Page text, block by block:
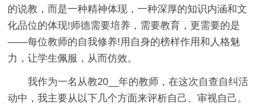
的说教，而是一种精神体现，一种深厚的知识内涵和文
化品位的体现!师德需要培养，需要教育，更需要的是
——每位教师的自我修养!用自身的榜样作用和人格魅
力，让学生佩服，从而仿效。
我作为一名从教20__年的教师，在这次自查自纠活
动中，我主要从以下几个方面来评析自己、审视自己。